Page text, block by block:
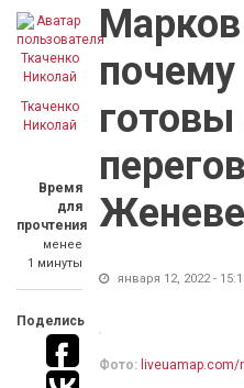
Ткаченко
Николай
Время
для
прочтения
менее
1 минуты
Поделись
готовы
Женеве
января 12, 2022 -
Фото: liveuamap.com/